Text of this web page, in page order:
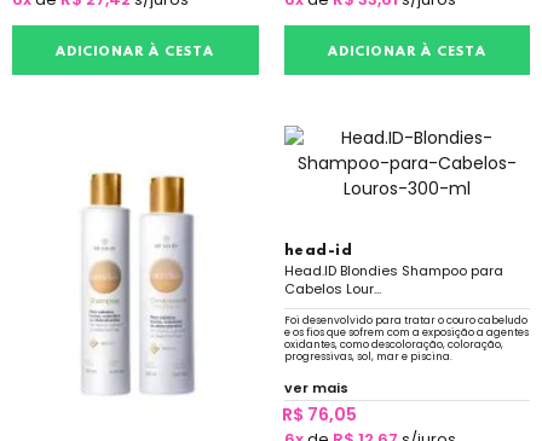
ADICIONAR À CESTA ADICIONAR À CESTA
head-id
Head.ID Blondies Shampoo para
Cabelos Lour...
Foi desenvolvido para tratar o couro cabeludo
e os fios que sofrem com a exposição a agentes
oxidantes, como descoloração, coloração,
progressivas, sol, mar e piscina.
ver mais
R$ 76,05